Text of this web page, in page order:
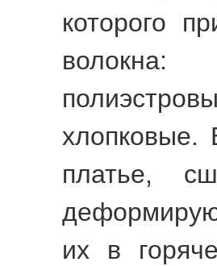
которого
хлопковые.
платье,
их в